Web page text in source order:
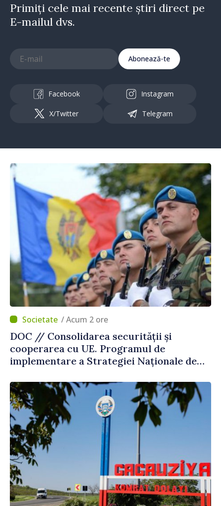
Primiți cele mai recente știri direct pe
E-mailul dvs.
Abonează-te
Facebook Instagram
X/Twitter Telegram
/ Acum 2 ore
DOC // Consolidarea securității și
cooperarea cu UE. Programul de
implementare a Strategiei Naționale de
publicat în Monitorul Oficial